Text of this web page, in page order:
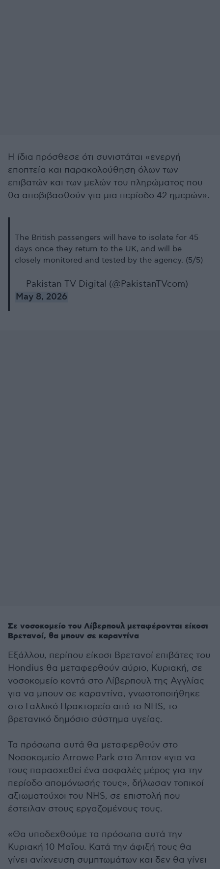
Η ίδια πρόσθεσε ότι συνιστάται «ενεργή
εποπτεία και παρακολούθηση όλων των
επιβατών και των μελών του πληρώματος που
θα αποβιβασθούν για μια περίοδο 42 ημερών».
The British passengers will have to isolate for 45
days once they return to the UK, and will be
closely monitored and tested by the agency. (5/5)
— Pakistan TV Digital (@PakistanTVcom)
May 8, 2026
Σε νοσοκομείο του Λίβερπουλ μεταφέρονται είκοσι
Βρετανοί, θα μπουν σε καραντίνα
Εξάλλου, περίπου είκοσι Βρετανοί επιβάτες του
Hondius θα μεταφερθούν αύριο, Κυριακή, σε
νοσοκομείο κοντά στο Λίβερπουλ της Αγγλίας
για να μπουν σε καραντίνα, γνωστοποιήθηκε
στο Γαλλικό Πρακτορείο από το NHS, το
βρετανικό δημόσιο σύστημα υγείας.
Τα πρόσωπα αυτά θα μεταφερθούν στο
Νοσοκομείο Arrowe Park στο Άπτον «για να
τους παρασχεθεί ένα ασφαλές μέρος για την
περίοδο απομόνωσής τους», δήλωσαν τοπικοί
αξιωματούχοι του NHS, σε επιστολή που
έστειλαν στους εργαζομένους τους.
«Θα υποδεχθούμε τα πρόσωπα αυτά την
Κυριακή 10 Μαΐου. Κατά την άφιξή τους θα
γίνει ανίχνευση συμπτωμάτων και δεν θα γίνει